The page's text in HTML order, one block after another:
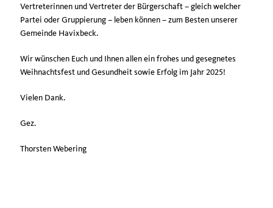
Vertreterinnen und Vertreter der Bürgerschaft – gleich welcher
Partei oder Gruppierung – leben können – zum Besten unserer
Gemeinde Havixbeck.
Wir wünschen Euch und Ihnen allen ein frohes und gesegnetes
Weihnachtsfest und Gesundheit sowie Erfolg im Jahr 2025!
Vielen Dank.
Gez.
Thorsten Webering